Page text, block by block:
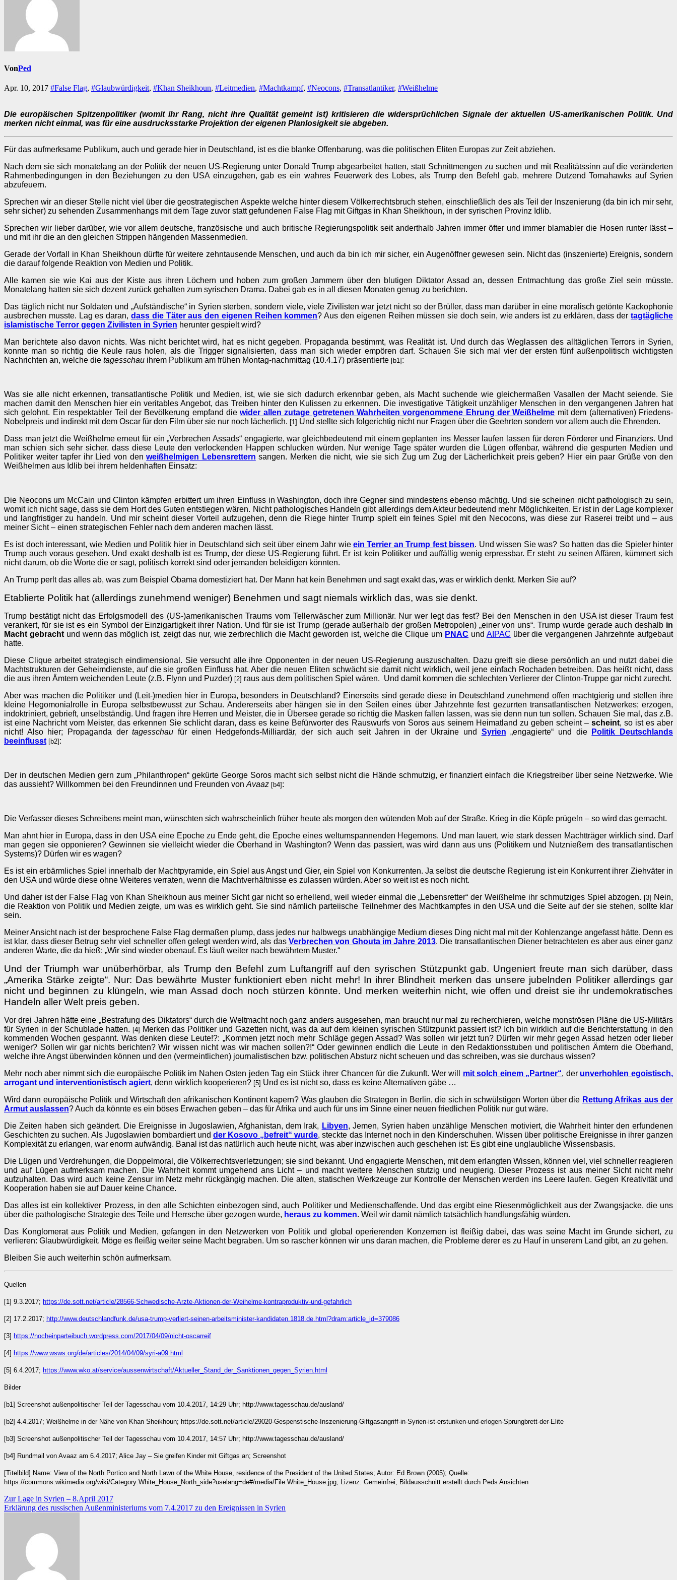
VonPed
Apr. 10, 2017 #False Flag, #Glaubwürdigkeit, #Khan Sheikhoun, #Leitmedien, #Machtkampf, #Neocons, #Transatlantiker, #Weißhelme
Die europäischen Spitzenpolitiker (womit ihr Rang, nicht ihre Qualität gemeint ist) kritisieren die widersprüchlichen Signale der aktuellen US-amerikanischen Politik. Und
merken nicht einmal, was für eine ausdrucksstarke Projektion der eigenen Planlosigkeit sie abgeben.
Für das aufmerksame Publikum, auch und gerade hier in Deutschland, ist es die blanke Offenbarung, was die politischen Eliten Europas zur Zeit abziehen.
Nach dem sie sich monatelang an der Politik der neuen US-Regierung unter Donald Trump abgearbeitet hatten, statt Schnittmengen zu suchen und mit Realitätssinn auf die veränderten
Rahmenbedingungen in den Beziehungen zu den USA einzugehen, gab es ein wahres Feuerwerk des Lobes, als Trump den Befehl gab, mehrere Dutzend Tomahawks auf Syrien
abzufeuern.
Sprechen wir an dieser Stelle nicht viel über die geostrategischen Aspekte welche hinter diesem Völkerrechtsbruch stehen, einschließlich des als Teil der Inszenierung (da bin ich mir sehr,
sehr sicher) zu sehenden Zusammenhangs mit dem Tage zuvor statt gefundenen False Flag mit Giftgas in Khan Sheikhoun, in der syrischen Provinz Idlib.
Sprechen wir lieber darüber, wie vor allem deutsche, französische und auch britische Regierungspolitik seit anderthalb Jahren immer öfter und immer blamabler die Hosen runter lässt –
und mit ihr die an den gleichen Strippen hängenden Massenmedien.
Gerade der Vorfall in Khan Sheikhoun dürfte für weitere zehntausende Menschen, und auch da bin ich mir sicher, ein Augenöffner gewesen sein. Nicht das (inszenierte) Ereignis, sondern
die darauf folgende Reaktion von Medien und Politik.
Alle kamen sie wie Kai aus der Kiste aus ihren Löchern und hoben zum großen Jammern über den blutigen Diktator Assad an, dessen Entmachtung das große Ziel sein müsste.
Monatelang hatten sie sich dezent zurück gehalten zum syrischen Drama. Dabei gab es in all diesen Monaten genug zu berichten.
Das täglich nicht nur Soldaten und „Aufständische“ in Syrien sterben, sondern viele, viele Zivilisten war jetzt nicht so der Brüller, dass man darüber in eine moralisch getönte Kackophonie
ausbrechen musste. Lag es daran, dass die Täter aus den eigenen Reihen kommen? Aus den eigenen Reihen müssen sie doch sein, wie anders ist zu erklären, dass dertagtägliche
islamistische Terror gegen Zivilisten in Syrien herunter gespielt wird?
Man berichtete also davon nichts. Was nicht berichtet wird, hat es nicht gegeben. Propaganda bestimmt, was Realität ist. Und durch das Weglassen des alltäglichen Terrors in Syrien,
konnte man so richtig die Keule raus holen, als die Trigger signalisierten, dass man sich wieder empören darf. Schauen Sie sich mal vier der ersten fünf außenpolitisch wichtigsten
Nachrichten an, welche die tagesschau ihrem Publikum am frühen Montag-nachmittag (10.4.17) präsentierte [b1] :
Was sie alle nicht erkennen, transatlantische Politik und Medien, ist, wie sie sich dadurch erkennbar geben, als Macht suchende wie gleichermaßen Vasallen der Macht seiende. Sie
machen damit den Menschen hier ein veritables Angebot, das Treiben hinter den Kulissen zu erkennen. Die investigative Tätigkeit unzähliger Menschen in den vergangenen Jahren hat
sich gelohnt. Ein respektabler Teil der Bevölkerung empfand diewider allen zutage getretenen Wahrheiten vorgenommene Ehrung der Weißhelme mit dem (alternativen) Friedens-
Nobelpreis und indirekt mit dem Oscar für den Film über sie nur noch lächerlich. [1] Und stellte sich folgerichtig nicht nur Fragen über die Geehrten sondern vor allem auch die Ehrenden.
Dass man jetzt die Weißhelme erneut für ein „Verbrechen Assads“ engagierte, war gleichbedeutend mit einem geplanten ins Messer laufen lassen für deren Förderer und Finanziers. Und
man schien sich sehr sicher, dass diese Leute den verlockenden Happen schlucken würden. Nur wenige Tage später wurden die Lügen offenbar, während die gespurten Medien und
Politiker weiter tapfer ihr Lied von denweißhelmigen Lebensrettern sangen. Merken die nicht, wie sie sich Zug um Zug der Lächerlichkeit preis geben? Hier ein paar Grüße von den
Weißhelmen aus Idlib bei ihrem heldenhaften Einsatz:
Die Neocons um McCain und Clinton kämpfen erbittert um ihren Einfluss in Washington, doch ihre Gegner sind mindestens ebenso mächtig. Und sie scheinen nicht pathologisch zu sein,
womit ich nicht sage, dass sie dem Hort des Guten entstiegen wären. Nicht pathologisches Handeln gibt allerdings dem Akteur bedeutend mehr Möglichkeiten. Er ist in der Lage komplexer
und langfristiger zu handeln. Und mir scheint dieser Vorteil aufzugehen, denn die Riege hinter Trump spielt ein feines Spiel mit den Necocons, was diese zur Raserei treibt und – aus
meiner Sicht – einen strategischen Fehler nach dem anderen machen lässt.
Es ist doch interessant, wie Medien und Politik hier in Deutschland sich seit über einem Jahr wie ein Terrier an Trump fest bissen. Und wissen Sie was? So hatten das die Spieler hinter
Trump auch voraus gesehen. Und exakt deshalb ist es Trump, der diese US-Regierung führt. Er ist kein Politiker und auffällig wenig erpressbar. Er steht zu seinen Affären, kümmert sich
nicht darum, ob die Worte die er sagt, politisch korrekt sind oder jemanden beleidigen könnten.
An Trump perlt das alles ab, was zum Beispiel Obama domestiziert hat. Der Mann hat kein Benehmen und sagt exakt das, was er wirklich denkt. Merken Sie auf?
Etablierte Politik hat (allerdings zunehmend weniger) Benehmen und sagt niemals wirklich das, was sie denkt.
Trump bestätigt nicht das Erfolgsmodell des (US-)amerikanischen Traums vom Tellerwäscher zum Millionär. Nur wer legt das fest? Bei den Menschen in den USA ist dieser Traum fest
verankert, für sie ist es ein Symbol der Einzigartigkeit ihrer Nation. Und für sie ist Trump (gerade außerhalb der großen Metropolen) „einer von uns“. Trump wurde gerade auch deshalb in
Macht gebrachtund wenn das möglich ist, zeigt das nur, wie zerbrechlich die Macht geworden ist, welche die Clique um PNAC und AIPAC über die vergangenen Jahrzehnte aufgebaut
hatte.
Diese Clique arbeitet strategisch eindimensional. Sie versucht alle ihre Opponenten in der neuen US-Regierung auszuschalten. Dazu greift sie diese persönlich an und nutzt dabei die
Machtstrukturen der Geheimdienste, auf die sie großen Einfluss hat. Aber die neuen Eliten schwächt sie damit nicht wirklich, weil jene einfach Rochaden betreiben. Das heißt nicht, dass
die aus ihren Ämtern weichenden Leute (z.B. Flynn und Puzder) [2] raus aus dem politischen Spiel wären. Und damit kommen die schlechten Verlierer der Clinton-Truppe gar nicht zurecht.
Aber was machen die Politiker und (Leit-)medien hier in Europa, besonders in Deutschland? Einerseits sind gerade diese in Deutschland zunehmend offen machtgierig und stellen ihre
kleine Hegomonialrolle in Europa selbstbewusst zur Schau. Andererseits aber hängen sie in den Seilen eines über Jahrzehnte fest gezurrten transatlantischen Netzwerkes; erzogen,
indoktriniert, gebrieft, unselbständig. Und fragen ihre Herren und Meister, die in Übersee gerade so richtig die Masken fallen lassen, was sie denn nun tun sollen. Schauen Sie mal, das z.B.
ist eine Nachricht vom Meister, das erkennen Sie schlicht daran, dass es keine Befürworter des Rauswurfs von Soros aus seinem Heimatland zu geben scheint – scheint, so ist es aber
nicht! Also hier; Propaganda dertagesschau für einen Hedgefonds-Milliardär, der sich auch seit Jahren in der Ukraine und Syrien „engagierte“ und die
Politik Deutschlands
beeinflusst [b2] :
Der in deutschen Medien gern zum „Philanthropen“ gekürte George Soros macht sich selbst nicht die Hände schmutzig, er finanziert einfach die Kriegstreiber über seine Netzwerke. Wie
das aussieht? Willkommen bei den Freundinnen und Freunden vonAvaaz [b4] :
Die Verfasser dieses Schreibens meint man, wünschten sich wahrscheinlich früher heute als morgen den wütenden Mob auf der Straße. Krieg in die Köpfe prügeln – so wird das gemacht.
Man ahnt hier in Europa, dass in den USA eine Epoche zu Ende geht, die Epoche eines weltumspannenden Hegemons. Und man lauert, wie stark dessen Machtträger wirklich sind. Darf
man gegen sie opponieren? Gewinnen sie vielleicht wieder die Oberhand in Washington? Wenn das passiert, was wird dann aus uns (Politikern und Nutznießern des transatlantischen
Systems)? Dürfen wir es wagen?
Es ist ein erbärmliches Spiel innerhalb der Machtpyramide, ein Spiel aus Angst und Gier, ein Spiel von Konkurrenten. Ja selbst die deutsche Regierung ist ein Konkurrent ihrer Ziehväter in
den USA und würde diese ohne Weiteres verraten, wenn die Machtverhältnisse es zulassen würden. Aber so weit ist es noch nicht.
Und daher ist der False Flag von Khan Sheikhoun aus meiner Sicht gar nicht so erhellend, weil wieder einmal die „Lebensretter“ der Weißhelme ihr schmutziges Spiel abzogen. [3] Nein,
die Reaktion von Politik und Medien zeigte, um was es wirklich geht. Sie sind nämlich parteiische Teilnehmer des Machtkampfes in den USA und die Seite auf der sie stehen, sollte klar
sein.
Meiner Ansicht nach ist der besprochene False Flag dermaßen plump, dass jedes nur halbwegs unabhängige Medium dieses Ding nicht mal mit der Kohlenzange angefasst hätte. Denn es
ist klar, dass dieser Betrug sehr viel schneller offen gelegt werden wird, als das Verbrechen von Ghouta im Jahre 2013. Die transatlantischen Diener betrachteten es aber aus einer ganz
anderen Warte, die da hieß: „Wir sind wieder obenauf. Es läuft weiter nach bewährtem Muster.“
Und der Triumph war unüberhörbar, als Trump den Befehl zum Luftangriff auf den syrischen Stützpunkt gab. Ungeniert freute man sich darüber, dass
„Amerika Stärke zeigte“. Nur: Das bewährte Muster funktioniert eben nicht mehr! In ihrer Blindheit merken das unsere jubelnden Politiker allerdings gar
nicht und beginnen zu klüngeln, wie man Assad doch noch stürzen könnte. Und merken weiterhin nicht, wie offen und dreist sie ihr undemokratisches
Handeln aller Welt preis geben.
Vor drei Jahren hätte eine „Bestrafung des Diktators“ durch die Weltmacht noch ganz anders ausgesehen, man braucht nur mal zu recherchieren, welche monströsen Pläne die US-Militärs
für Syrien in der Schublade hatten. [4] Merken das Politiker und Gazetten nicht, was da auf dem kleinen syrischen Stützpunkt passiert ist? Ich bin wirklich auf die Berichterstattung in den
kommenden Wochen gespannt. Was denken diese Leute!?: „Kommen jetzt noch mehr Schläge gegen Assad? Was sollen wir jetzt tun? Dürfen wir mehr gegen Assad hetzen oder lieber
weniger? Sollen wir gar nichts berichten? Wir wissen nicht was wir machen sollen?!“ Oder gewinnen endlich die Leute in den Redaktionsstuben und politischen Ämtern die Oberhand,
welche ihre Angst überwinden können und den (vermeintlichen) journalistischen bzw. politischen Absturz nicht scheuen und das schreiben, was sie durchaus wissen?
Mehr noch aber nimmt sich die europäische Politik im Nahen Osten jeden Tag ein Stück ihrer Chancen für die Zukunft. Wer will mit solch einem „Partner“, der unverhohlen egoistisch,
arrogant und interventionistisch agiert, denn wirklich kooperieren? [5] Und es ist nicht so, dass es keine Alternativen gäbe …
Wird dann europäische Politik und Wirtschaft den afrikanischen Kontinent kapern? Was glauben die Strategen in Berlin, die sich in schwülstigen Worten über die Rettung Afrikas aus der
Armut auslassen? Auch da könnte es ein böses Erwachen geben – das für Afrika und auch für uns im Sinne einer neuen friedlichen Politik nur gut wäre.
Die Zeiten haben sich geändert. Die Ereignisse in Jugoslawien, Afghanistan, dem Irak, Libyen, Jemen, Syrien haben unzählige Menschen motiviert, die Wahrheit hinter den erfundenen
Geschichten zu suchen. Als Jugoslawien bombardiert und der Kosovo „befreit“ wurde, steckte das Internet noch in den Kinderschuhen. Wissen über politische Ereignisse in ihrer ganzen
Komplexität zu erlangen, war enorm aufwändig. Banal ist das natürlich auch heute nicht, was aber inzwischen auch geschehen ist: Es gibt eine unglaubliche Wissensbasis.
Die Lügen und Verdrehungen, die Doppelmoral, die Völkerrechtsverletzungen; sie sind bekannt. Und engagierte Menschen, mit dem erlangten Wissen, können viel, viel schneller reagieren
und auf Lügen aufmerksam machen. Die Wahrheit kommt umgehend ans Licht – und macht weitere Menschen stutzig und neugierig. Dieser Prozess ist aus meiner Sicht nicht mehr
aufzuhalten. Das wird auch keine Zensur im Netz mehr rückgängig machen. Die alten, statischen Werkzeuge zur Kontrolle der Menschen werden ins Leere laufen. Gegen Kreativität und
Kooperation haben sie auf Dauer keine Chance.
Das alles ist ein kollektiver Prozess, in den alle Schichten einbezogen sind, auch Politiker und Medienschaffende. Und das ergibt eine Riesenmöglichkeit aus der Zwangsjacke, die uns
über die pathologische Strategie des Teile und Herrsche über gezogen wurde, heraus zu kommen. Weil wir damit nämlich tatsächlich handlungsfähig würden.
Das Konglomerat aus Politik und Medien, gefangen in den Netzwerken von Politik und global operierenden Konzernen ist fleißig dabei, das was seine Macht im Grunde sichert, zu
verlieren: Glaubwürdigkeit. Möge es fleißig weiter seine Macht begraben. Um so rascher können wir uns daran machen, die Probleme derer es zu Hauf in unserem Land gibt, an zu gehen.
Bleiben Sie auch weiterhin schön aufmerksam.
Quellen
[1] 9.3.2017; https://de.sott.net/article/28566-Schwedische-Arzte-Aktionen-der-Weihelme-kontraproduktiv-und-gefahrlich
[2] 17.2.2017; http://www.deutschlandfunk.de/usa-trump-verliert-seinen-arbeitsminister-kandidaten.1818.de.html?dram:article_id=379086
[3] https://nocheinparteibuch.wordpress.com/2017/04/09/nicht-oscarreif
[4] https://www.wsws.org/de/articles/2014/04/09/syri-a09.html
[5] 6.4.2017; https://www.wko.at/service/aussenwirtschaft/Aktueller_Stand_der_Sanktionen_gegen_Syrien.html
Bilder
[b1] Screenshot außenpolitischer Teil der Tagesschau vom 10.4.2017, 14:29 Uhr; http://www.tagesschau.de/ausland/
[b2] 4.4.2017; Weißhelme in der Nähe von Khan Sheikhoun; https://de.sott.net/article/29020-Gespenstische-Inszenierung-Giftgasangriff-in-Syrien-ist-erstunken-und-erlogen-Sprungbrett-der-Elite
[b3] Screenshot außenpolitischer Teil der Tagesschau vom 10.4.2017, 14:57 Uhr; http://www.tagesschau.de/ausland/
[b4] Rundmail von Avaaz am 6.4.2017; Alice Jay – Sie greifen Kinder mit Giftgas an; Screenshot
[Titelbild] Name: View of the North Portico and North Lawn of the White House, residence of the President of the United States; Autor: Ed Brown (2005); Quelle:
https://commons.wikimedia.org/wiki/Category:White_House_North_side?uselang=de#/media/File:White_House.jpg; Lizenz: Gemeinfrei; Bildausschnitt erstellt durch Peds Ansichten
Beitragsnavigation
Zur Lage in Syrien – 8.April 2017
Erklärung des russischen Außenministeriums vom 7.4.2017 zu den Ereignissen in Syrien